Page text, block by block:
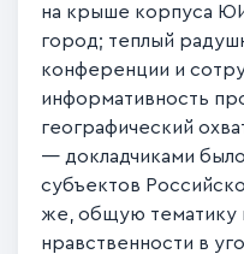
на крыше корпуса
город; теплый
конференции и
информативность
географический
— докладчиками
субъектов
же, общую тематику
нравственности в